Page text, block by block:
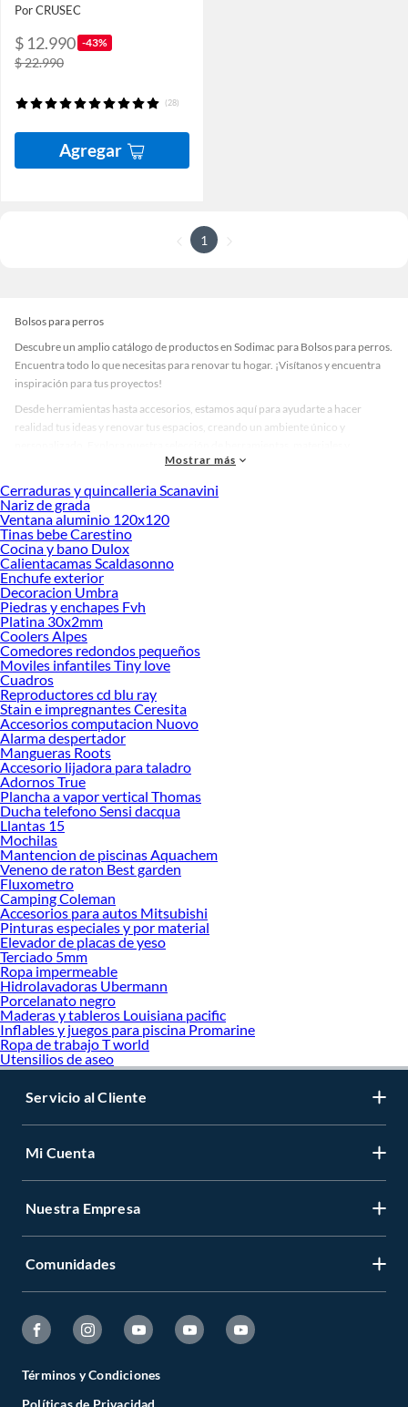
Por CRUSEC
$ 12.990 -43%
$ 22.990
(28)
Agregar
1
Bolsos para perros
Descubre un amplio catálogo de productos en Sodimac para Bolsos para perros.
Encuentra todo lo que necesitas para renovar tu hogar. ¡Visítanos y encuentra
inspiración para tus proyectos!
Desde herramientas hasta accesorios, estamos aquí para ayudarte a hacer
realidad tus ideas y renovar tus espacios, creando un ambiente único y
accesorios de calidad que te ayudarán a crear un espacio más tú.
Desde remodelaciones hasta proyectos de decoración, estamos aquí para hacer
tus ideas realidad. ¡Visítanos y encuentra todo lo que tenemos para ofrecerte en
Bolsos para perros!
Explora la variedad de productos de Bolsos para perros en Sodimac
Herramientas, materiales y accesorios de calidad para tus proyectos y
renovación de espacios. ¡Visítanos y descubre todo lo que tenemos para
ofrecerte!
Encuentra una amplia variedad de productos de Bolsos para perros en Sodimac.
Encuentra todo lo necesario para tus proyectos de renovación y decoración.
¡Visítanos y haz tus ideas realidad!
Mostrar más
Cerraduras y quincalleria Scanavini
Nariz de grada
Ventana aluminio 120x120
Tinas bebe Carestino
Cocina y bano Dulox
Calientacamas Scaldasonno
Enchufe exterior
Decoracion Umbra
Piedras y enchapes Fvh
Platina 30x2mm
Coolers Alpes
Comedores redondos pequeños
Moviles infantiles Tiny love
Cuadros
Reproductores cd blu ray
Stain e impregnantes Ceresita
Accesorios computacion Nuovo
Alarma despertador
Mangueras Roots
Accesorio lijadora para taladro
Adornos True
Plancha a vapor vertical Thomas
Ducha telefono Sensi dacqua
Llantas 15
Mochilas
Mantencion de piscinas Aquachem
Veneno de raton Best garden
Fluxometro
Camping Coleman
Accesorios para autos Mitsubishi
Pinturas especiales y por material
Elevador de placas de yeso
Terciado 5mm
Ropa impermeable
Hidrolavadoras Ubermann
Porcelanato negro
Maderas y tableros Louisiana pacific
Inflables y juegos para piscina Promarine
Ropa de trabajo T world
Utensilios de aseo
Servicio al Cliente
Mi Cuenta
Nuestra Empresa
Comunidades
Términos y Condiciones